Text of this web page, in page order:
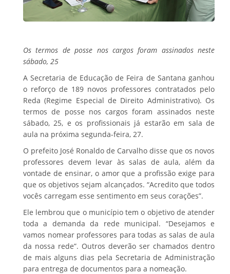
Os termos de posse nos cargos foram assinados neste
sábado, 25
A Secretaria de Educação de Feira de Santana ganhou
o reforço de 189 novos professores contratados pelo
Reda (Regime Especial de Direito Administrativo). Os
termos de posse nos cargos foram assinados neste
sábado, 25, e os profissionais já estarão em sala de
aula na próxima segunda-feira, 27.
O prefeito José Ronaldo de Carvalho disse que os novos
professores devem levar às salas de aula, além da
vontade de ensinar, o amor que a profissão exige para
que os objetivos sejam alcançados. “Acredito que todos
vocês carregam esse sentimento em seus corações”.
Ele lembrou que o município tem o objetivo de atender
toda a demanda da rede municipal. “Desejamos e
vamos nomear professores para todas as salas de aula
da nossa rede”. Outros deverão ser chamados dentro
de mais alguns dias pela Secretaria de Administração
para entrega de documentos para a nomeação.